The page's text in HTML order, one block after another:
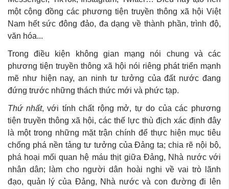
một cộng đồng các phương tiện truyền thông xã hội Việt
Nam hết sức đông đảo, đa dạng về thành phần, trình độ,
văn hóa...
Trong điều kiện không gian mạng nói chung và các
phương tiện truyền thông xã hội nói riêng phát triển mạnh
mẽ như hiện nay, an ninh tư tưởng của đất nước đang
đứng trước những thách thức mới và phức tạp.
Thứ nhất, với tính chất rộng mở, tự do của các phương
tiện truyền thông xã hội, các thế lực thù địch xác định đây
là một trong những mặt trận chính để thực hiện mục tiêu
chống phá nền tảng tư tưởng của Đảng ta; chia rẽ nội bộ,
phá hoại mối quan hệ máu thịt giữa Đảng, Nhà nước với
nhân dân; làm cho người dân hoài nghi về vai trò lãnh
đạo, quản lý của Đảng, Nhà nước và con đường đi lên